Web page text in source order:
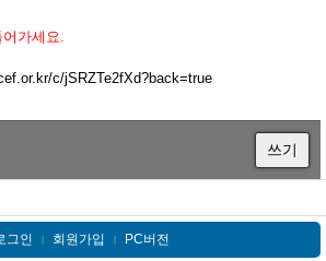
가세요.
c/jSRZTe2fXd?back=true
쓰기
그인 l 회원가입 l PC버전